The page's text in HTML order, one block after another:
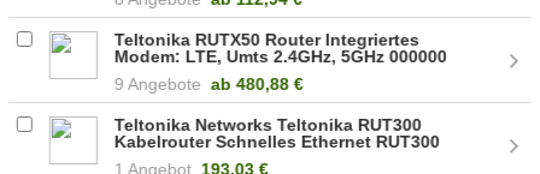
Teltonika RUTX50 Router Integriertes
Modem: LTE, Umts 2.4GHz, 5GHz 000000
9 Angebote ab480,88 €
Teltonika Networks Teltonika RUT300
Kabelrouter Schnelles Ethernet RUT300
1 Angebot 193,03 €